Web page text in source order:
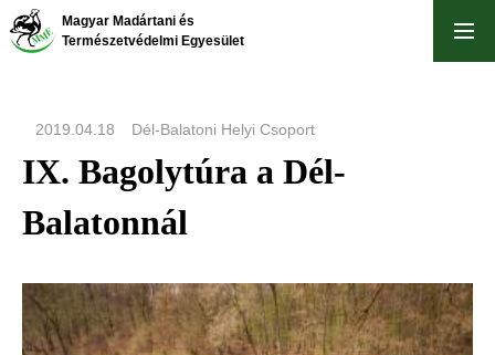
Ugrás
Magyar Madártani és
Természetvédelmi Egyesület
2019.04.18 Dél-Balatoni Helyi Csoport
IX. Bagolytúra a Dél-
Balatonnál